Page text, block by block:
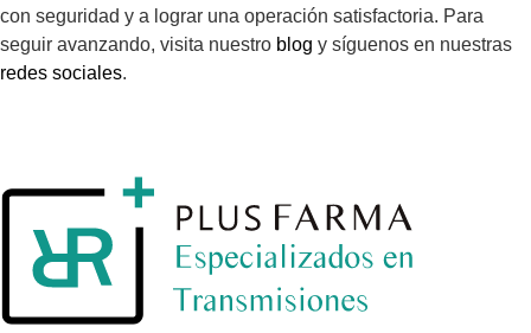
con seguridad y a lograr una operación satisfactoria. Para
seguir avanzando, visita nuestro blog y síguenos en nuestras
redes sociales.